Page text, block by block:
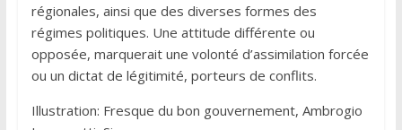
régionales, ainsi que des diverses formes des
régimes politiques. Une attitude différente ou
opposée, marquerait une volonté d’assimilation forcée
ou un dictat de légitimité, porteurs de conflits.
Illustration: Fresque du bon gouvernement, Ambrogio